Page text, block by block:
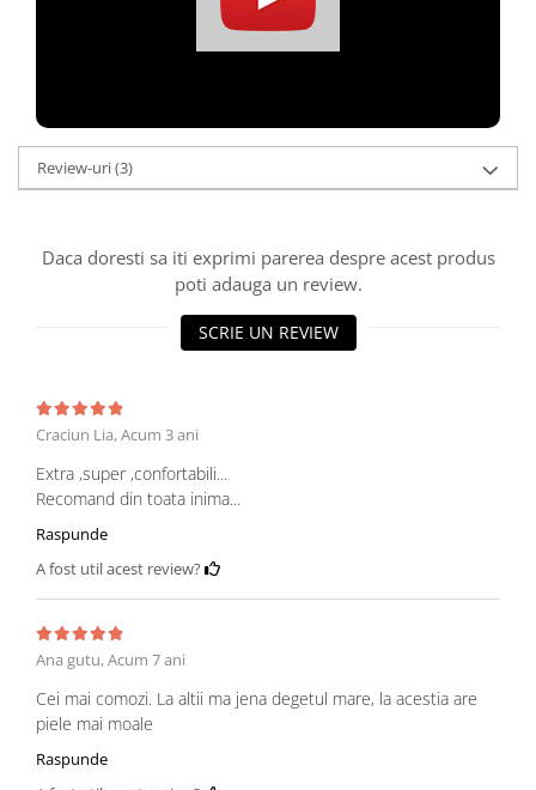
Review-uri(3)
Daca doresti sa iti exprimi parerea despre acest produs
poti adauga un review.
SCRIE UN REVIEW
Craciun Lia,Acum 3 ani
Extra ,super ,confortabili...
Recomand din toata inima...
Raspunde
A fost util acest review?
Ana gutu,Acum 7 ani
Cei mai comozi. La altii ma jena degetul mare, la acestia are
piele mai moale
Raspunde